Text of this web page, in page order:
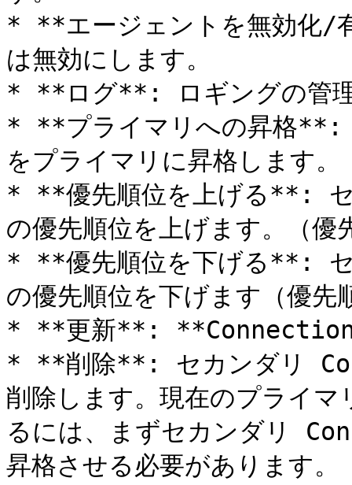
* **エージェントを無効化/
は無効にします。
* **ログ**: ロギングの管理
* **プライマリへの昇格
をプライマリに昇格します。
* **優先順位を上げる**:
の優先順位を上げます。（優
* **優先順位を下げる**:
の優先順位を下げます（優先
* **更新**: **Connection
* **削除**: セカンダリ
削除します。現在のプラ
るには、まずセカンダリ
昇格させる必要があります。